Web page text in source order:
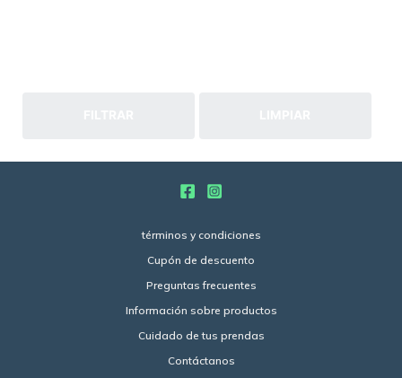
términos y condiciones
Cupón de descuento
Preguntas frecuentes
Información sobre productos
Cuidado de tus prendas
Contáctanos